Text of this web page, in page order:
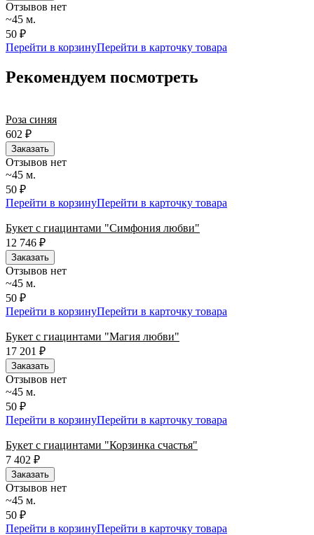
Отзывов нет
~45 м.
50 ₽
Перейти в корзинуПерейти в карточку товара
Рекомендуем посмотреть
Роза синяя
602 ₽
Заказать
Отзывов нет
~45 м.
50 ₽
Перейти в корзинуПерейти в карточку товара
Букет с гиацинтами "Симфония любви"
12 746 ₽
Заказать
Отзывов нет
~45 м.
50 ₽
Перейти в корзинуПерейти в карточку товара
Букет с гиацинтами "Магия любви"
17 201
₽
Заказать
Отзывов нет
~45 м.
50 ₽
Перейти в корзинуПерейти в карточку товара
Букет с гиацинтами "Корзинка счастья"
7 402 ₽
Заказать
Отзывов нет
~45 м.
50 ₽
Перейти в корзинуПерейти в карточку товара